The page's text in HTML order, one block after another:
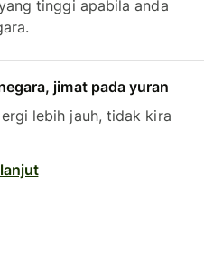
tinggi apabila anda
jimat pada yuran
lebih jauh, tidak kira